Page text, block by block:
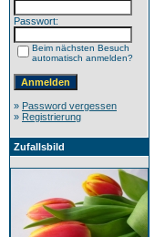
Passwort:
Beim nächsten Besuch
automatisch anmelden?
» Password vergessen
» Registrierung
Zufallsbild